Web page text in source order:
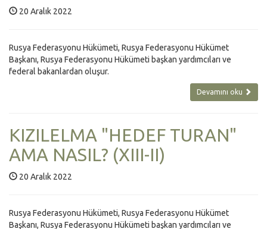
20 Aralık 2022
Rusya Federasyonu Hükümeti, Rusya Federasyonu Hükümet
Başkanı, Rusya Federasyonu Hükümeti başkan yardımcıları ve
federal bakanlardan oluşur.
Devamını oku
KIZILELMA "HEDEF TURAN"
AMA NASIL? (XIII-II)
20 Aralık 2022
Rusya Federasyonu Hükümeti, Rusya Federasyonu Hükümet
Başkanı, Rusya Federasyonu Hükümeti başkan yardımcıları ve